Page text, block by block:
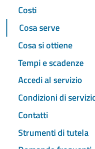
Costi
Cosa serve
Cosa si ottiene
Tempi e scadenze
Accedi al servizio
Condizioni di
Contatti
Strumenti di tutela